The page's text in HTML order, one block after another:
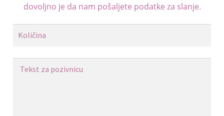
dovoljno je da nam pošaljete podatke za slanje.